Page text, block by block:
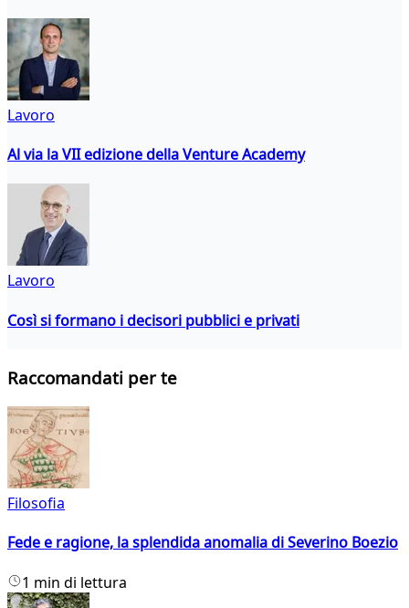
Lavoro
Al via la VII edizione della Venture Academy
Lavoro
Così si formano i decisori pubblici e privati
Raccomandati per te
Filosofia
Fede e ragione, la splendida anomalia di Severino Boezio
1 min di lettura